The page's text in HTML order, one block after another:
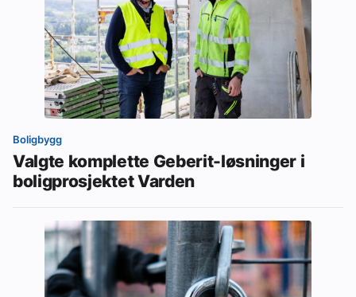
Boligbygg
Valgte komplette Geberit-løsninger i
boligprosjektet Varden